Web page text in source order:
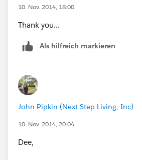
10. Nov. 2014, 18:00
Thank you...
Als hilfreich markieren
John Pipkin (Next Step Living, Inc)
10. Nov. 2014, 20:04
Dee,